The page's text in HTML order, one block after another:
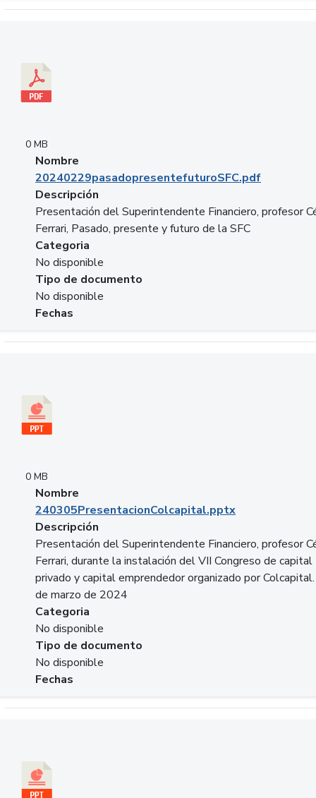
0 MB
Nombre
20240229pasadopresentefuturoSFC.pdf
Descripción
Presentación del Superintendente Financiero, profesor
Ferrari, Pasado, presente y futuro de la SFC
Categoria
No disponible
Tipo de documento
No disponible
Fechas
0 MB
Nombre
240305PresentacionColcapital.pptx
Descripción
Presentación del Superintendente Financiero, profesor
Ferrari, durante la instalación del VII Congreso de capital
privado y capital emprendedor organizado por
de marzo de 2024
Categoria
No disponible
Tipo de documento
No disponible
Fechas